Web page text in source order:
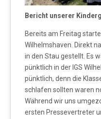
Bericht unserer
Bereits am Freitag
Wilhelmshaven. Direkt
in den Stau gestellt. Es
pünktlich in der IGS
pünktlich, denn die
schlafen sollten waren
Während wir uns
ersten Pressevertreter